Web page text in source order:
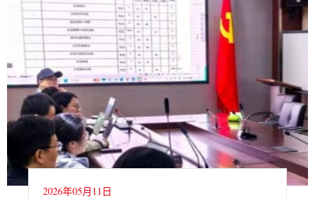
2026年05月11日